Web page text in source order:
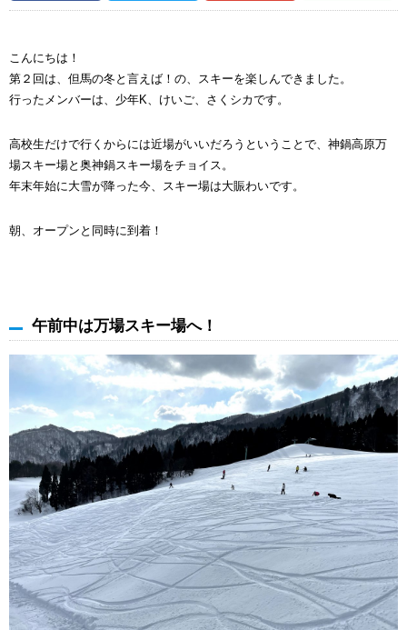
こんにちは！
第２回は、但馬の冬と言えば！の、スキーを楽しんできました。
行ったメンバーは、少年K、けいご、さくシカです。
高校生だけで行くからには近場がいいだろうということで、神鍋高原万
場スキー場と奥神鍋スキー場をチョイス。
年末年始に大雪が降った今、スキー場は大賑わいです。
朝、オープンと同時に到着！
午前中は万場スキー場へ！